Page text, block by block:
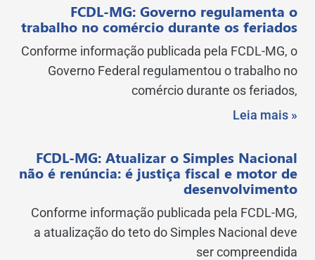
FCDL-MG: Governo regulamenta o
trabalho no comércio durante os feriados
Conforme informação publicada pela FCDL-MG, o
Governo Federal regulamentou o trabalho no
comércio durante os feriados,
Leia mais »
FCDL-MG: Atualizar o Simples Nacional
não é renúncia: é justiça fiscal e motor de
desenvolvimento
Conforme informação publicada pela FCDL-MG,
a atualização do teto do Simples Nacional deve
ser compreendida